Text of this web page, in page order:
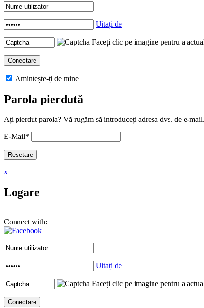
Uitați de
Faceți clic pe imagine pentru a
Amintește-ți de mine
Parola pierdută
Ați pierdut parola? Vă rugăm să introduceți adresa dvs. de e-
E-Mail*
x
Logare
Connect with:
Uitați de
Faceți clic pe imagine pentru a